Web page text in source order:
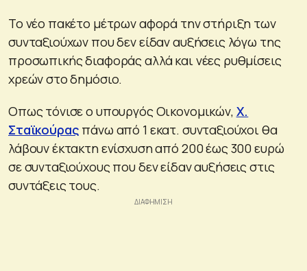
Το νέο πακέτο μέτρων αφορά την στήριξη των
συνταξιούχων που δεν είδαν αυξήσεις λόγω της
προσωπικής διαφοράς αλλά και νέες ρυθμίσεις
χρεών στο δημόσιο.
Οπως τόνισε ο υπουργός Οικονομικών, Χ.
Σταϊκούρας πάνω από 1 εκατ. συνταξιούχοι θα
λάβουν έκτακτη ενίσχυση από 200 έως 300 ευρώ
σε συνταξιούχους που δεν είδαν αυξήσεις στις
συντάξεις τους.